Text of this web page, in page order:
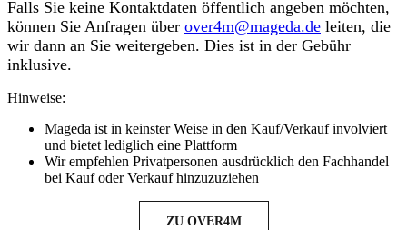
Falls Sie keine Kontaktdaten öffentlich angeben möchten,
können Sie Anfragen über over4m@mageda.de leiten, die
wir dann an Sie weitergeben. Dies ist in der Gebühr
inklusive.
Hinweise:
Mageda ist in keinster Weise in den Kauf/Verkauf involviert
und bietet lediglich eine Plattform
Wir empfehlen Privatpersonen ausdrücklich den Fachhandel
bei Kauf oder Verkauf hinzuzuziehen
ZU OVER4M